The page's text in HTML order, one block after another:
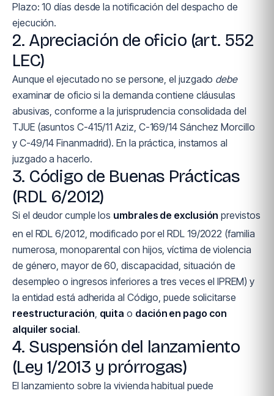
Plazo: 10 días desde la notificación del despacho de
ejecución.
2. Apreciación de oficio (art. 552
LEC)
Aunque el ejecutado no se persone, el juzgado debe
examinar de oficio si la demanda contiene cláusulas
abusivas, conforme a la jurisprudencia consolidada del
TJUE (asuntos C-415/11 Aziz, C-169/14 Sánchez Morcillo
y C-49/14 Finanmadrid). En la práctica, instamos al
juzgado a hacerlo.
3. Código de Buenas Prácticas
(RDL 6/2012)
Si el deudor cumple los umbrales de exclusión previstos
en el RDL 6/2012, modificado por el RDL 19/2022 (familia
numerosa, monoparental con hijos, víctima de violencia
de género, mayor de 60, discapacidad, situación de
desempleo o ingresos inferiores a tres veces el IPREM) y
la entidad está adherida al Código, puede solicitarse
reestructuración, quita o dación en pago con
alquiler social.
4. Suspensión del lanzamiento
(Ley 1/2013 y prórrogas)
El lanzamiento sobre la vivienda habitual puede